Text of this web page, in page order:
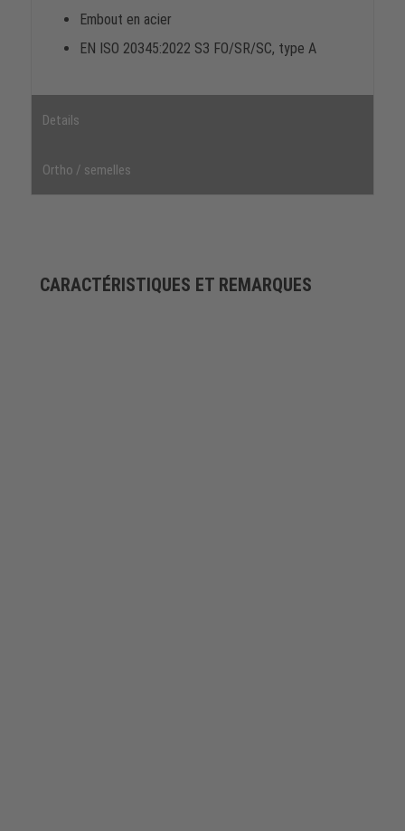
Embout en acier
EN ISO 20345:2022 S3 FO/SR/SC, type A
Details
Ortho / semelles
CARACTÉRISTIQUES ET REMARQUES